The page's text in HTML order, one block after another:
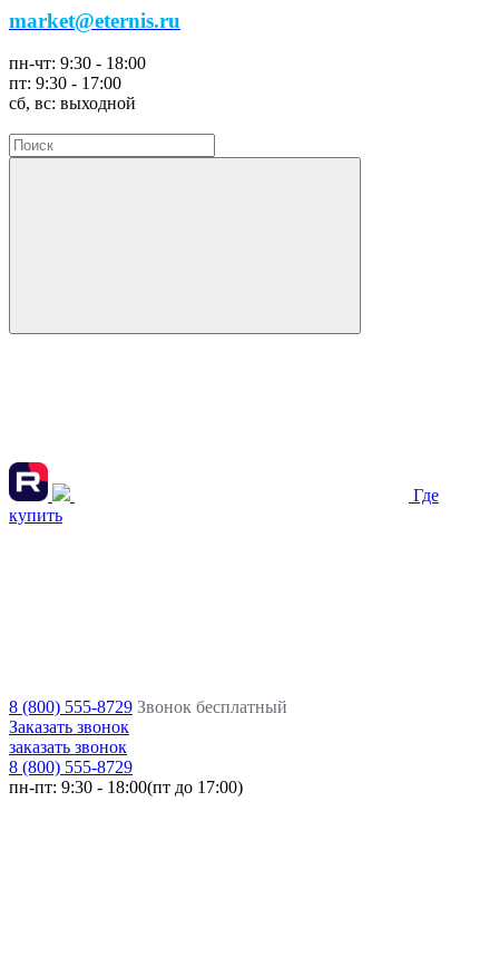
market@eternis.ru
пн-чт: 9:30 - 18:00
пт: 9:30 - 17:00
сб, вс: выходной
Где
купить
8 (800) 555-8729 Звонок бесплатный
Заказать звонок
заказать звонок
8 (800) 555-8729
пн-пт: 9:30 - 18:00(пт до 17:00)